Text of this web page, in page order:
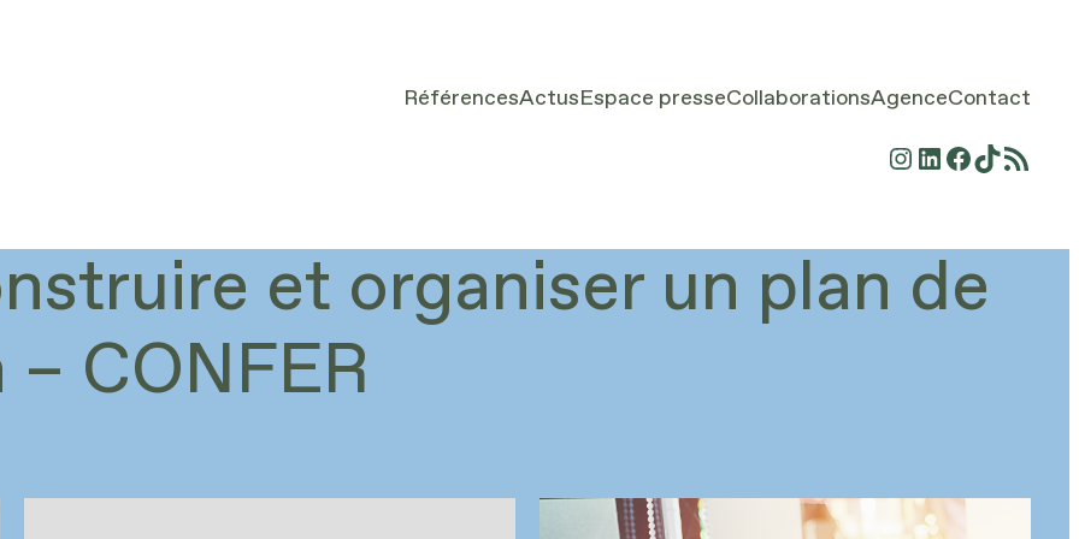
RéférencesActus Espace presseCollaborationsAgenceContact
Instagram
LinkedIn
Facebook
TikTok
Flux RSS
et organiser un plan de
CONFER